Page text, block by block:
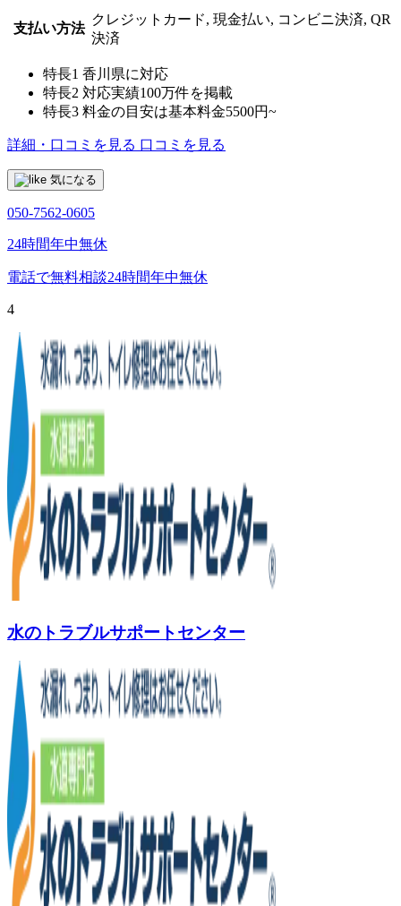
支払い方法
クレジットカード, 現金払い, コンビニ決済, QR
決済
特長1 香川県に対応
特長2 対応実績100万件を掲載
特長3 料金の目安は基本料金5500円~
詳細・口コミを見る 口コミを見る
気になる
050-7562-0605
24時間年中無休
電話で無料相談24時間年中無休
4
水のトラブルサポートセンター